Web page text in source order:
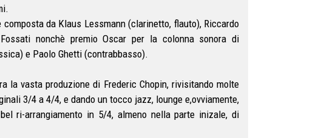
da Klaus Lessmann (clarinetto, flauto), Riccardo
nonchè premio Oscar per la colonna sonora di
e Paolo Ghetti (contrabbasso).
la vasta produzione di Frederic Chopin, rivisitando molte
3/4 a 4/4, e dando un tocco jazz, lounge e,ovviamente,
ri-arrangiamento in 5/4, almeno nella parte inizale, di